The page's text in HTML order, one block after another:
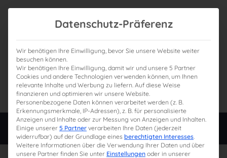
0
Gesamtpreis
0,00 €
Datenschutz-Präferenz
Wir benötigen Ihre Einwilligung, bevor Sie unsere Website weiter
besuchen können.
Wir benötigen Ihre Einwilligung, damit wir und unsere 5 Partner
Cookies und andere Technologien verwenden können, um Ihnen
relevante Inhalte und Werbung zu liefern. Auf diese Weise
finanzieren und optimieren wir unsere Website.
Personenbezogene Daten können verarbeitet werden (z. B.
Erkennungsmerkmale, IP-Adressen), z. B. für personalisierte
Anzeigen und Inhalte oder zur Messung von Anzeigen und Inhalten.
Einige unserer 5 Partner verarbeiten Ihre Daten (jederzeit
widerrufbar) auf der Grundlage eines berechtigten Interesses.
Weitere Informationen über die Verwendung Ihrer Daten und über
unsere Partner finden Sie unter Einstellungen oder in unserer